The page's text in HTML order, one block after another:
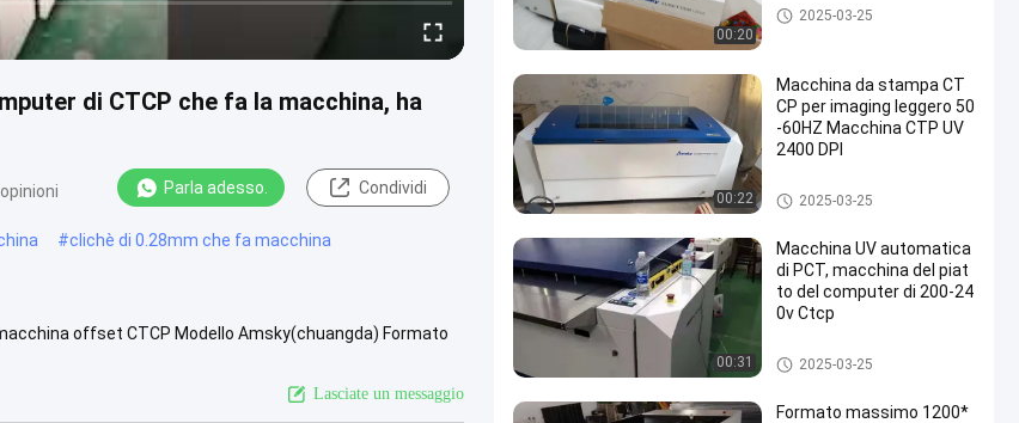
di CTCP che fa la macchina, ha
Parla adesso. Condividi
#clichè di 0.28mm che fa macchina
offset CTCP Modello Amsky(chuangda) Formato
Lasciate un messaggio
00:20
Macchina da stampa per lastr
e CTCP
2025-03-25
00:22
Macchina da stampa CT
CP per imaging leggero 50
-60HZ Macchina CTP UV
2400 DPI
Macchina da stampa per lastr
e CTCP
2025-03-25
00:31
Macchina UV automatica
di PCT, macchina del piat
to del computer di 200-24
0v Ctcp
Macchina da stampa per lastr
e CTCP
2025-03-25
Formato massimo 1200*